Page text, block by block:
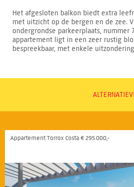
Het afgesloten balkon biedt extra
met uitzicht op de bergen en de zee.
ondergrondse parkeerplaats, nummer
appartement ligt in een zeer rustig
bespreekbaar, met enkele
Appartement Torrox Costa € 295.000,-